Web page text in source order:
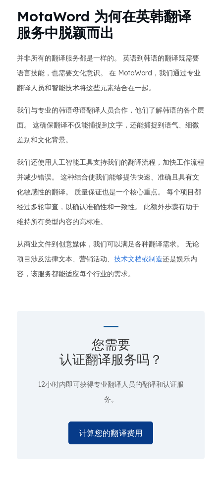
MotaWord 为何在英韩翻译
服务中脱颖而出
并非所有的翻译服务都是一样的。 英语到韩语的翻译既需要
语言技能，也需要文化意识。 在 MotaWord，我们通过专业
翻译人员和智能技术将这些元素结合在一起。
我们与专业的韩语母语翻译人员合作，他们了解韩语的各个层
面。 这确保翻译不仅能捕捉到文字，还能捕捉到语气、细微
差别和文化背景。
我们还使用人工智能工具支持我们的翻译流程，加快工作流程
并减少错误。 这种结合使我们能够提供快速、准确且具有文
化敏感性的翻译。 质量保证也是一个核心重点。 每个项目都
经过多轮审查，以确认准确性和一致性。 此额外步骤有助于
维持所有类型内容的高标准。
从商业文件到创意媒体，我们可以满足各种翻译需求。 无论
项目涉及法律文本、营销活动、 技术文档或制造还是娱乐内
容，该服务都能适应每个行业的需求。
您需要
认证翻译服务吗？
12小时内即可获得专业翻译人员的翻译和认证服
务。
计算您的翻译费用